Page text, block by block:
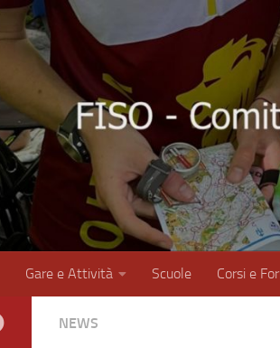
Gare e Attività Scuole Corsi e
NEWS